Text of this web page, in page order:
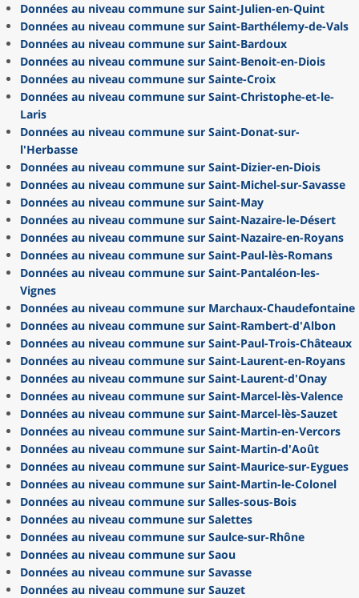
Données au niveau commune sur Saint-Julien-en-Quint
Données au niveau commune sur Saint-Barthélemy-de-Vals
Données au niveau commune sur Saint-Bardoux
Données au niveau commune sur Saint-Benoit-en-Diois
Données au niveau commune sur Sainte-Croix
Données au niveau commune sur Saint-Christophe-et-le-
Laris
Données au niveau commune sur Saint-Donat-sur-
l'Herbasse
Données au niveau commune sur Saint-Dizier-en-Diois
Données au niveau commune sur Saint-Michel-sur-Savasse
Données au niveau commune sur Saint-May
Données au niveau commune sur Saint-Nazaire-le-Désert
Données au niveau commune sur Saint-Nazaire-en-Royans
Données au niveau commune sur Saint-Paul-lès-Romans
Données au niveau commune sur Saint-Pantaléon-les-
Vignes
Données au niveau commune sur Marchaux-Chaudefontaine
Données au niveau commune sur Saint-Rambert-d'Albon
Données au niveau commune sur Saint-Paul-Trois-Châteaux
Données au niveau commune sur Saint-Laurent-en-Royans
Données au niveau commune sur Saint-Laurent-d'Onay
Données au niveau commune sur Saint-Marcel-lès-Valence
Données au niveau commune sur Saint-Marcel-lès-Sauzet
Données au niveau commune sur Saint-Martin-en-Vercors
Données au niveau commune sur Saint-Martin-d'Août
Données au niveau commune sur Saint-Maurice-sur-Eygues
Données au niveau commune sur Saint-Martin-le-Colonel
Données au niveau commune sur Salles-sous-Bois
Données au niveau commune sur Salettes
Données au niveau commune sur Saulce-sur-Rhône
Données au niveau commune sur Saou
Données au niveau commune sur Savasse
Données au niveau commune sur Sauzet